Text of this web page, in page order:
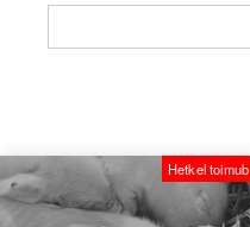
Hetkel toimub